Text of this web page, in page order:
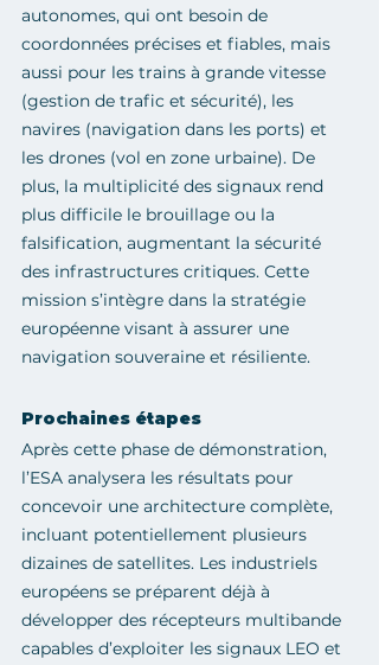
autonomes, qui ont besoin de
coordonnées précises et fiables, mais
aussi pour les trains à grande vitesse
(gestion de trafic et sécurité), les
navires (navigation dans les ports) et
les drones (vol en zone urbaine). De
plus, la multiplicité des signaux rend
plus difficile le brouillage ou la
falsification, augmentant la sécurité
des infrastructures critiques. Cette
mission s’intègre dans la stratégie
européenne visant à assurer une
navigation souveraine et résiliente.
Prochaines étapes
Après cette phase de démonstration,
l’ESA analysera les résultats pour
concevoir une architecture complète,
incluant potentiellement plusieurs
dizaines de satellites. Les industriels
européens se préparent déjà à
développer des récepteurs multibande
capables d’exploiter les signaux LEO et